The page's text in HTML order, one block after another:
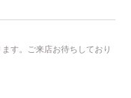
す。ご来店お待ちしており